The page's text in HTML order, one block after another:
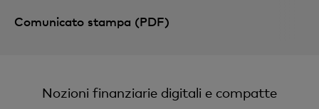
Comunicato stampa (PDF)
Nozioni finanziarie digitali e compatte